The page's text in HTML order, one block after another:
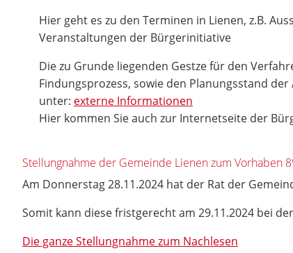
Hier geht es zu den Terminen in Lienen, z.B.
Veranstaltungen der Bürgerinitiative
Die zu Grunde liegenden Gestze für den
Findungsprozess, sowie den Planungsstand
unter: externe Informationen
Hier kommen Sie auch zur Internetseite der
Stellungnahme der Gemeinde Lienen zum Vorhaben
Am Donnerstag 28.11.2024 hat der Rat der
Somit kann diese fristgerecht am 29.11.2024 bei
Die ganze Stellungnahme zum Nachlesen